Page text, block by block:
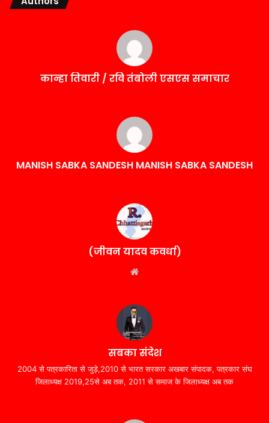
कान्हा तिवारी / रवि तंबोली एसएस समाचार
MANISH SABKA SANDESH MANISH SABKA SANDESH
(जीवन यादव कवर्धा)
सबका संदेश
2004 से पत्रकारिता से जुड़े,2010 से भारत सरकार अखबार संपादक, पत्रकार संघ
जिलाध्यक्ष 2019,25से अब तक, 2011 से समाज के जिलाध्यक्ष अब तक